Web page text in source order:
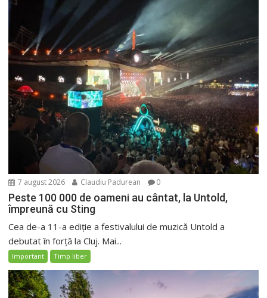
7 august 2026 Claudiu Padurean 0
Peste 100 000 de oameni au cântat, la Untold,
împreună cu Sting
Cea de-a 11-a ediție a festivalului de muzică Untold a
debutat în forță la Cluj. Mai...
Important Timp liber